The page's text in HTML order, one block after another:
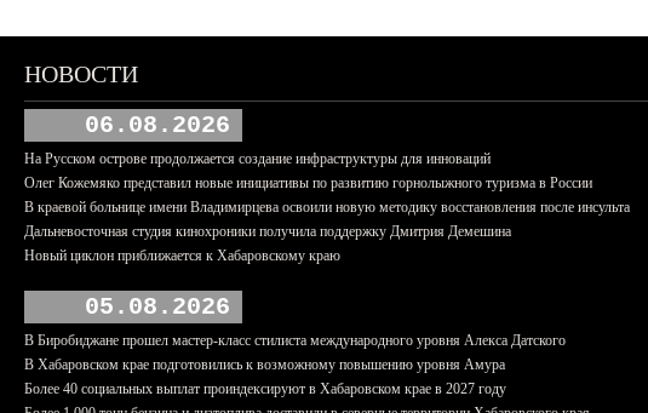
НОВОСТИ
06.08.2026
На Русском острове продолжается создание инфраструктуры для инноваций
Олег Кожемяко представил новые инициативы по развитию горнолыжного туризма в России
В краевой больнице имени Владимирцева освоили новую методику восстановления после инсульта
Дальневосточная студия кинохроники получила поддержку Дмитрия Демешина
Новый циклон приближается к Хабаровскому краю
05.08.2026
В Биробиджане прошел мастер-класс стилиста международного уровня Алекса Датского
В Хабаровском крае подготовились к возможному повышению уровня Амура
Более 40 социальных выплат проиндексируют в Хабаровском крае в 2027 году